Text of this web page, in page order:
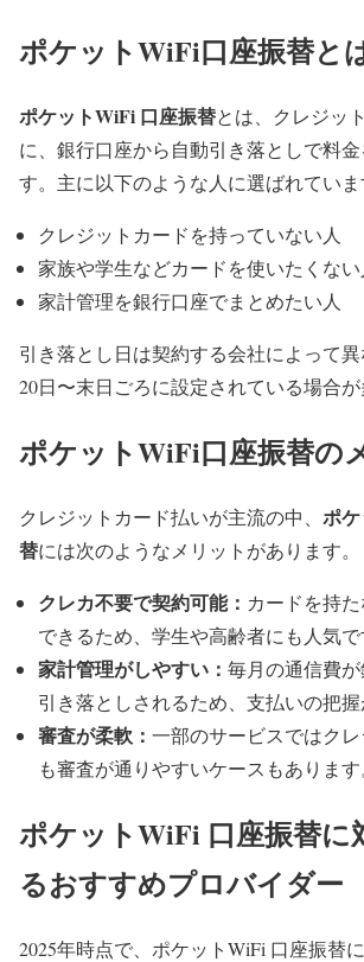
ポケットWiFi口座振替と
ポケットWiFi 口座振替とは、クレジッ
に、銀行口座から自動引き落としで料
す。主に以下のような人に選ばれていま
クレジットカードを持っていない人
家族や学生などカードを使いたくない
家計管理を銀行口座でまとめたい人
引き落とし日は契約する会社によって
20日〜末日ごろに設定されている場合が
ポケットWiFi口座振替の
クレジットカード払いが主流の中、 ポ
替には次のようなメリットがあります。
クレカ不要で契約可能： カードを持
できるため、学生や高齢者にも人気で
家計管理がしやすい： 毎月の通信費
引き落としされるため、支払いの把握
審査が柔軟： 一部のサービスではク
も審査が通りやすいケースもあります
ポケットWiFi 口座振替に
るおすすめプロバイダー
2025年時点で、ポケットWiFi 口座振替